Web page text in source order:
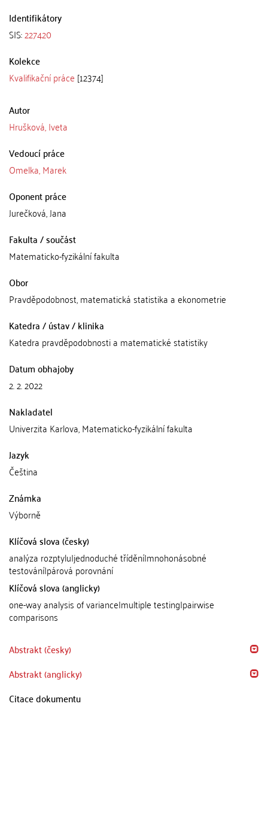
Identifikátory
SIS:227420
Kolekce
Kvalifikační práce [12374]
Autor
Hrušková, Iveta
Vedoucí práce
Omelka, Marek
Oponent práce
Jurečková, Jana
Fakulta / součást
Matematicko-fyzikální fakulta
Obor
Pravděpodobnost, matematická statistika a ekonometrie
Katedra / ústav / klinika
Katedra pravděpodobnosti a matematické statistiky
Datum obhajoby
2. 2. 2022
Nakladatel
Univerzita Karlova, Matematicko-fyzikální fakulta
Jazyk
Čeština
Známka
Výborně
Klíčová slova (česky)
analýza rozptylu|jednoduché třídění|mnohonásobné
testování|párová porovnání
Klíčová slova (anglicky)
one-way analysis of variance|multiple testing|pairwise
comparisons
Abstrakt (česky)
Abstrakt (anglicky)
Citace dokumentu